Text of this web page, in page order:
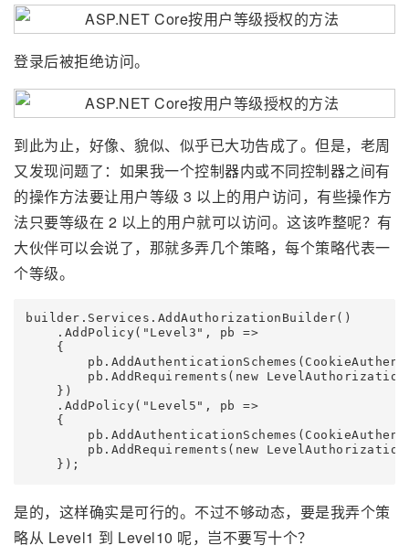
登录后被拒绝访问。
到此为止，好像、貌似、似乎已大功告成了。但是，老周
又发现问题了：如果我一个控制器内或不同控制器之间有
的操作方法要让用户等级 3 以上的用户访问，有些操作方
法只要等级在 2 以上的用户就可以访问。这该咋整呢？有
大伙伴可以会说了，那就多弄几个策略，每个策略代表一
个等级。
builder.Services.AddAuthorizationBuilder()
    .AddPolicy("Level3", pb =>
    {
pb.AddRequirements(new
    })
    .AddPolicy("Level5", pb =>
    {
pb.AddRequirements(new
    });
是的，这样确实是可行的。不过不够动态，要是我弄个策
略从 Level1 到 Level10 呢，岂不要写十个？